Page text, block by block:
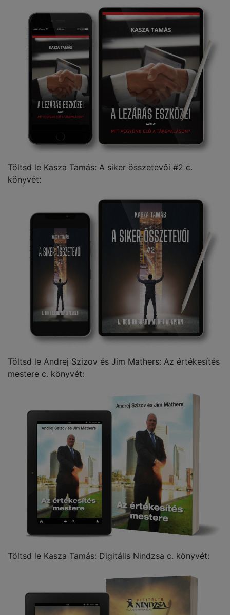
Töltsd le Kasza Tamás: A siker összetevői #2 c.
könyvét:
Töltsd le Andrej Szizov és Jim Mathers: Az értékesítés
mestere c. könyvét:
Töltsd le Kasza Tamás: Digitális Nindzsa c. könyvét: